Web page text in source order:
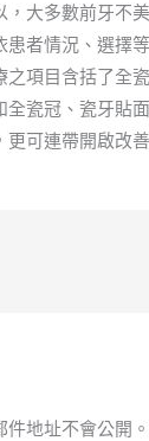
大多數前牙不
患者情況、選擇
項目含括了全
瓷冠、瓷牙貼
可連帶開啟改
地址不會公開。